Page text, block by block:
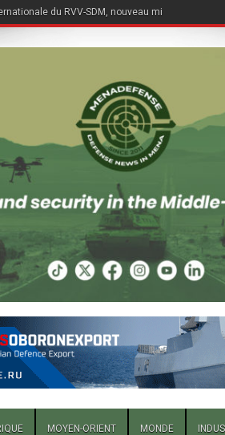
du RVV-SDM, nouveau missile air-air du
MOYEN-ORIENT MONDE